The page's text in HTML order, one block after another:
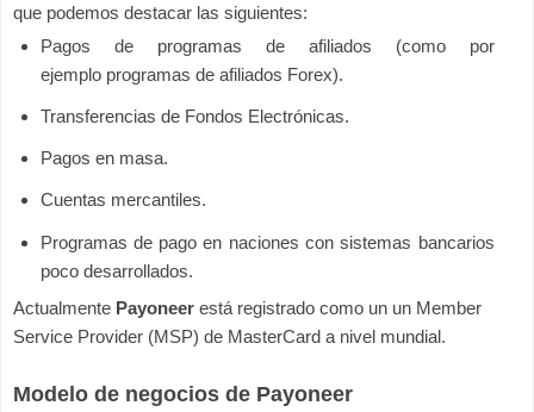
que podemos destacar las siguientes:
Pagos de programas de afiliados (como por
ejemplo programas de afiliados Forex).
Transferencias de Fondos Electrónicas.
Pagos en masa.
Cuentas mercantiles.
Programas de pago en naciones con sistemas bancarios
poco desarrollados.
Actualmente Payoneer está registrado como un un Member
Service Provider (MSP) de MasterCard a nivel mundial.
Modelo de negocios de Payoneer